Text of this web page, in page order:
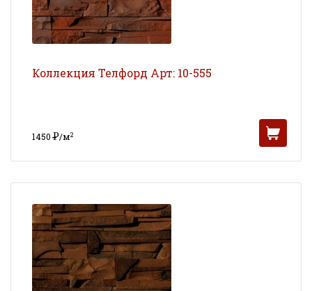
Коллекция Телфорд Арт: 10-555
1450Р/м2